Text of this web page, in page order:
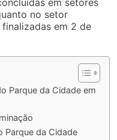
em setores
no setor
em 2 de
Parque da Cidade em
Parque da Cidade